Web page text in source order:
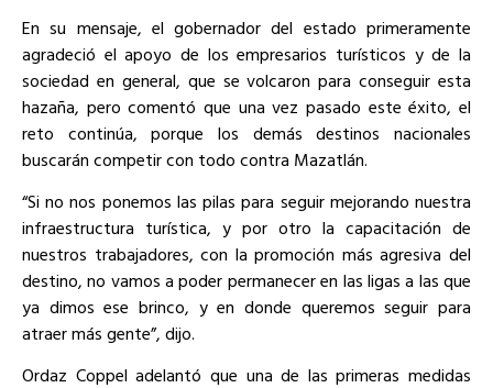
En su mensaje, el gobernador del estado primeramente
agradeció el apoyo de los empresarios turísticos y de la
sociedad en general, que se volcaron para conseguir esta
hazaña, pero comentó que una vez pasado este éxito, el
reto continúa, porque los demás destinos nacionales
buscarán competir con todo contra Mazatlán.
“Si no nos ponemos las pilas para seguir mejorando nuestra
infraestructura turística, y por otro la capacitación de
nuestros trabajadores, con la promoción más agresiva del
destino, no vamos a poder permanecer en las ligas a las que
ya dimos ese brinco, y en donde queremos seguir para
atraer más gente”, dijo.
Ordaz Coppel adelantó que una de las primeras medidas